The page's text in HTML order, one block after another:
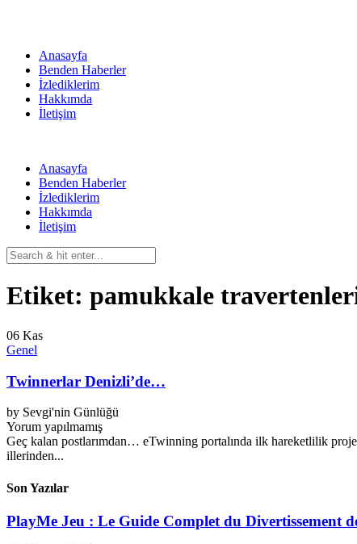
Anasayfa
Benden Haberler
İzlediklerim
Hakkımda
İletişim
Anasayfa
Benden Haberler
İzlediklerim
Hakkımda
İletişim
Etiket: pamukkale
06 Kas
Genel
Twinnerlar Denizli’de…
by Sevgi'nin Günlüğü
Yorum yapılmamış
Geç kalan postlarımdan… eTwinning portalında ilk hareketlilik
illerinden...
Son Yazılar
PlayMe Jeu : Le Guide Complet du Divertissement